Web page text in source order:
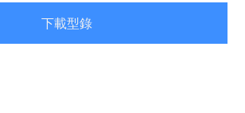
下載型錄